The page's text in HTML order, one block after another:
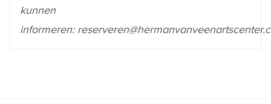
kunnen
informeren: